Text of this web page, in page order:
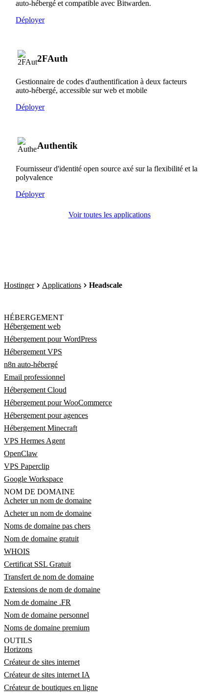
auto-hébergé et compatible avec Bitwarden.
Déployer
2FAuth
Gestionnaire de codes d'authentification à deux facteurs
auto-hébergé, accessible sur web et mobile
Déployer
Authentik
Fournisseur d'identité open source axé sur la flexibilité et la
polyvalence
Déployer
Voir toutes les applications
Hostinger Applications Headscale
HÉBERGEMENT
Hébergement web
Hébergement pour WordPress
Hébergement VPS
n8n auto-hébergé
Email professionnel
Hébergement Cloud
Hébergement pour WooCommerce
Hébergement pour agences
Hébergement Minecraft
VPS Hermes Agent
OpenClaw
VPS Paperclip
Google Workspace
NOM DE DOMAINE
Acheter un nom de domaine
Acheter un nom de domaine
Noms de domaine pas chers
Nom de domaine gratuit
WHOIS
Certificat SSL Gratuit
Transfert de nom de domaine
Extensions de nom de domaine
Nom de domaine .FR
Nom de domaine personnel
Noms de domaine premium
OUTILS
Horizons
Créateur de sites internet
Créateur de sites internet IA
Créateur de boutiques en ligne